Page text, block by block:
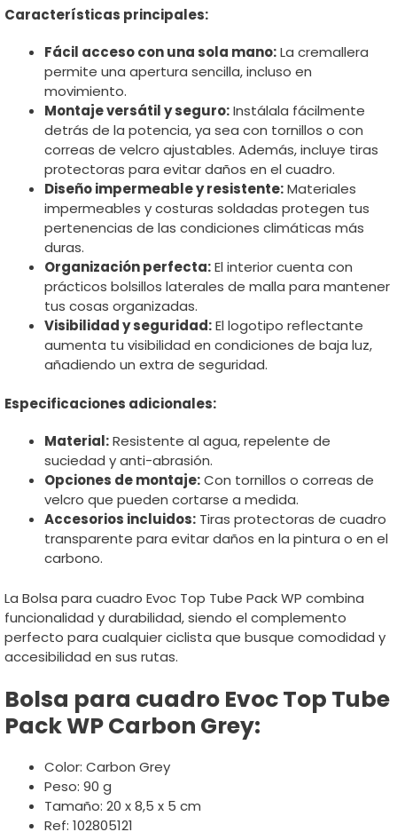
Características principales:
Fácil acceso con una sola mano:La cremallera
permite una apertura sencilla, incluso en
movimiento.
Montaje versátil y seguro:Instálala fácilmente
detrás de la potencia, ya sea con tornillos o con
correas de velcro ajustables. Además, incluye tiras
protectoras para evitar daños en el cuadro.
Diseño impermeable y resistente:Materiales
impermeables y costuras soldadas protegen tus
pertenencias de las condiciones climáticas más
duras.
Organización perfecta:El interior cuenta con
prácticos bolsillos laterales de malla para mantener
tus cosas organizadas.
Visibilidad y seguridad:El logotipo reflectante
aumenta tu visibilidad en condiciones de baja luz,
añadiendo un extra de seguridad.
Especificaciones adicionales:
Material:Resistente al agua, repelente de
suciedad y anti-abrasión.
Opciones de montaje:Con tornillos o correas de
velcro que pueden cortarse a medida.
Accesorios incluidos: Tiras protectoras de cuadro
transparente para evitar daños en la pintura o en el
carbono.
La Bolsa para cuadro Evoc Top Tube Pack WP combina
funcionalidad y durabilidad, siendo el complemento
perfecto para cualquier ciclista que busque comodidad y
accesibilidad en sus rutas.
Bolsa para cuadro Evoc Top Tube
Pack WP Carbon Grey:
Color: Carbon Grey
Peso: 90 g
Tamaño: 20 x 8,5 x 5 cm
Ref: 102805121